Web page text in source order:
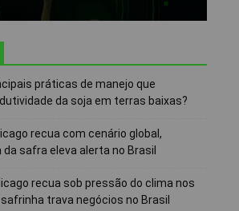
práticas de manejo que
da soja em terras baixas?
recua com cenário global,
safra eleva alerta no Brasil
recua sob pressão do clima nos
safrinha trava negócios no Brasil